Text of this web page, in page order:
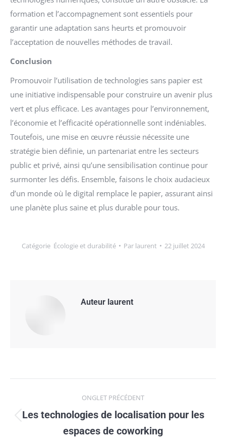
formation et l’accompagnement sont essentiels pour
garantir une adaptation sans heurts et promouvoir
l’acceptation de nouvelles méthodes de travail.
Conclusion
Promouvoir l’utilisation de technologies sans papier est
une initiative indispensable pour construire un avenir plus
vert et plus efficace. Les avantages pour l’environnement,
l’économie et l’efficacité opérationnelle sont indéniables.
Toutefois, une mise en œuvre réussie nécessite une
stratégie bien définie, un partenariat entre les secteurs
public et privé, ainsi qu’une sensibilisation continue pour
surmonter les défis. Ensemble, faisons le choix audacieux
d’un monde où le digital remplace le papier, assurant ainsi
une planète plus saine et plus durable pour tous.
Catégorie Écologie et durabilité Par laurent 22 juillet 2024
Auteur laurent
de
commentaire
ONGLET PRÉCÉDENT
Onglet
précédent
Les technologies de localisation pour les
espaces de coworking